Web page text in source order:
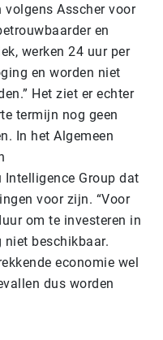
volgens Asscher voor
en
werken 24 uur per
en worden niet
Het ziet er echter
termijn nog geen
In het Algemeen
Group dat
voor zijn. “Voor
om te investeren in
beschikbaar.
economie wel
dus worden